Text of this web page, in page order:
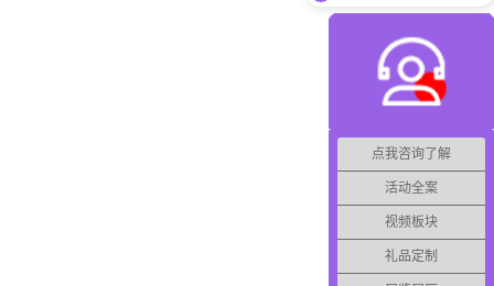
点我咨询了解
活动全案
视频板块
礼品定制